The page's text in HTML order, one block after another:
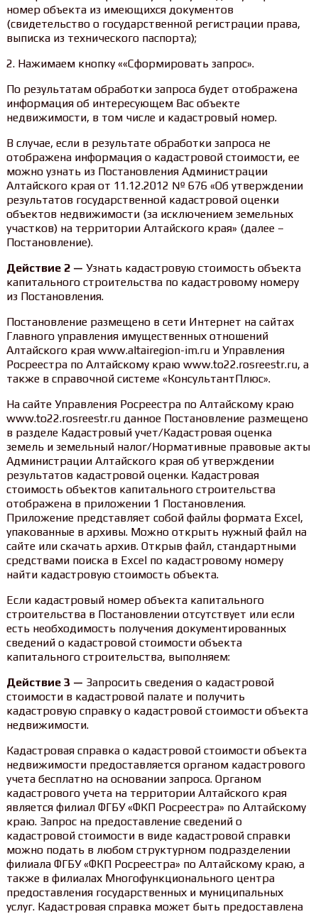
номер объекта из имеющихся документов
(свидетельство о государственной регистрации права,
выписка из технического паспорта);
2. Нажимаем кнопку ««Сформировать запрос».
По результатам обработки запроса будет отображена
информация об интересующем Вас объекте
недвижимости, в том числе и кадастровый номер.
В случае, если в результате обработки запроса не
отображена информация о кадастровой стоимости, ее
можно узнать из Постановления Администрации
Алтайского края от 11.12.2012 № 676 «Об утверждении
результатов государственной кадастровой оценки
объектов недвижимости (за исключением земельных
участков) на территории Алтайского края» (далее –
Постановление).
Действие 2 — Узнать кадастровую стоимость объекта
капитального строительства по кадастровому номеру
из Постановления.
Постановление размещено в сети Интернет на сайтах
Главного управления имущественных отношений
Алтайского края www.altairegion-im.ru и Управления
Росреестра по Алтайскому краю www.to22.rosreestr.ru, а
также в справочной системе «КонсультантПлюс».
На сайте Управления Росреестра по Алтайскому краю
www.to22.rosreestr.ru данное Постановление размещено
в разделе Кадастровый учет/Кадастровая оценка
земель и земельный налог/Нормативные правовые акты
Администрации Алтайского края об утверждении
результатов кадастровой оценки. Кадастровая
стоимость объектов капитального строительства
отображена в приложении 1 Постановления.
Приложение представляет собой файлы формата Excel,
упакованные в архивы. Можно открыть нужный файл на
сайте или скачать архив. Открыв файл, стандартными
средствами поиска в Excel по кадастровому номеру
найти кадастровую стоимость объекта.
Если кадастровый номер объекта капитального
строительства в Постановлении отсутствует или если
есть необходимость получения документированных
сведений о кадастровой стоимости объекта
капитального строительства, выполняем:
Действие 3 — Запросить сведения о кадастровой
стоимости в кадастровой палате и получить
кадастровую справку о кадастровой стоимости объекта
недвижимости.
Кадастровая справка о кадастровой стоимости объекта
недвижимости предоставляется органом кадастрового
учета бесплатно на основании запроса. Органом
кадастрового учета на территории Алтайского края
является филиал ФГБУ «ФКП Росреестра» по Алтайскому
краю. Запрос на предоставление сведений о
кадастровой стоимости в виде кадастровой справки
можно подать в любом структурном подразделении
филиала ФГБУ «ФКП Росреестра» по Алтайскому краю, а
также в филиалах Многофункционального центра
предоставления государственных и муниципальных
услуг. Кадастровая справка может быть предоставлена